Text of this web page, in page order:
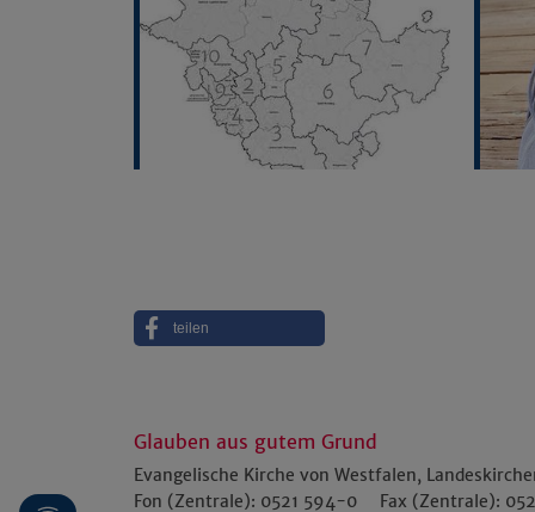
teilen
Glauben aus gutem Grund
Evangelische Kirche von Westfalen,
Fon (Zentrale): 0521 594-0 Fax (Zentrale):